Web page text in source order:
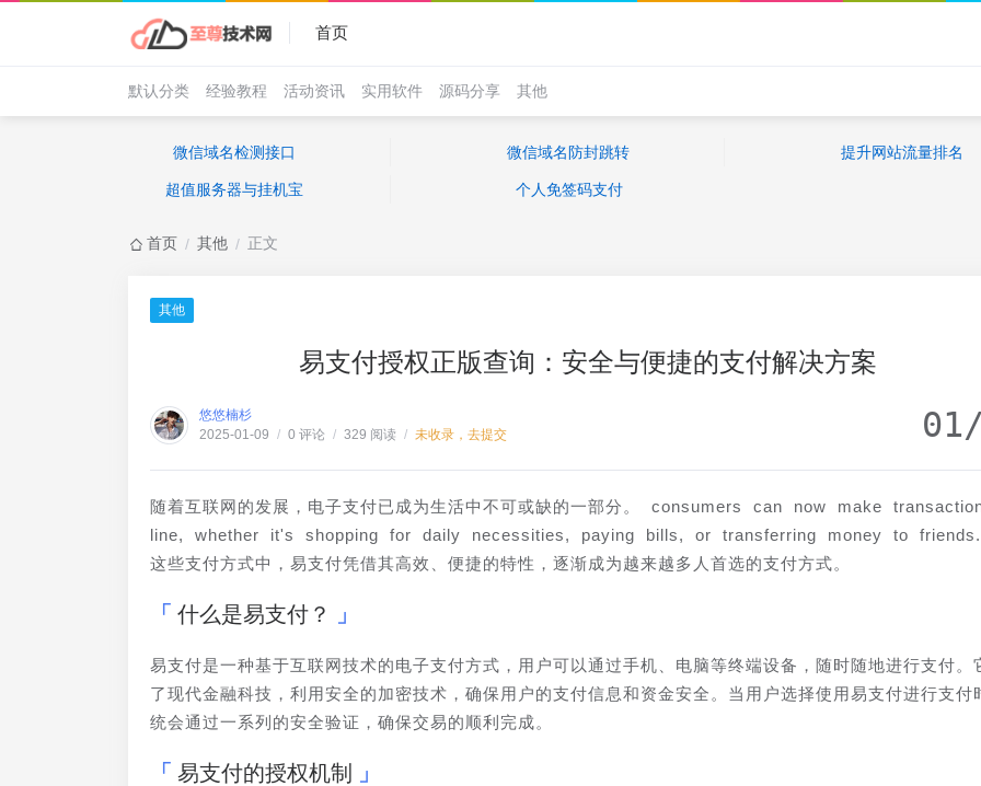
首页
默认分类 经验教程 活动资讯 实用软件 源码分享 其他
微信域名检测接口 微信域名防封跳转 提升网站流量排名
超值服务器与挂机宝 个人免签码支付
首页 / 其他 / 正文
其他
易支付授权正版查询：安全与便捷的支付解决方案
悠悠楠杉
2025-01-09 / 0 评论 / 329 阅读 / 未收录，去提交
随着互联网的发展，电子支付已成为生活中不可或缺的一部分。 consumers can now make
line, whether it's shopping for daily necessities, paying bills, or transferring money to
这些支付方式中，易支付凭借其高效、便捷的特性，逐渐成为越来越多人首选的支付方式。
什么是易支付？
易支付是一种基于互联网技术的电子支付方式，用户可以通过手机、电脑等终端设备，随时随地进行支付。
了现代金融科技，利用安全的加密技术，确保用户的支付信息和资金安全。当用户选择使用易支付进行支付
统会通过一系列的安全验证，确保交易的顺利完成。
易支付的授权机制